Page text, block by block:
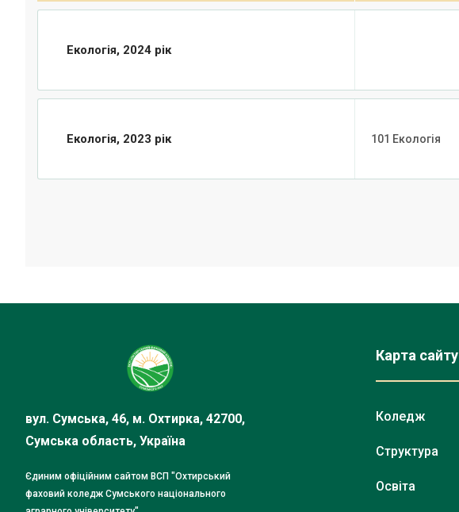
Екологія, 2024 рік
Екологія, 2023 рік 101 Екологія
вул. Сумська, 46, м. Охтирка, 42700,
Сумська область, Україна
Єдиним офіційним сайтом ВСП "Охтирський
фаховий коледж Сумського національного
Карта сайту
Коледж
Структура
Освіта